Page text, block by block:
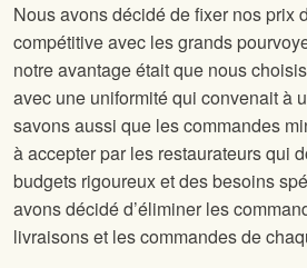
Nous avons décidé de fixer nos prix
compétitive avec les grands
notre avantage était que nous
avec une uniformité qui convenait à
savons aussi que les commandes
à accepter par les restaurateurs qui
budgets rigoureux et des besoins
avons décidé d’éliminer les
livraisons et les commandes de